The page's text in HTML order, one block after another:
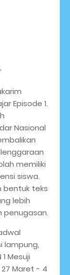
Episode 1.
Nasional
memiliki
siswa.
bentuk teks
lebih
lampung,
Mesuji
Maret - 4